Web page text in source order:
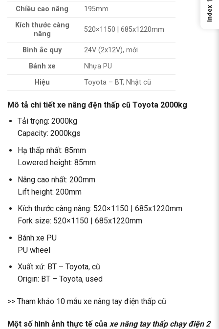
Chiều cao nâng
195mm
Kích thước càng
nâng
520×1150 | 685x1220mm
Bình ắc quy
24V (2x12V), mới
Bánh xe
Nhựa PU
Hiệu
Toyota – BT, Nhật cũ
Mô tả chi tiết xe nâng đện thấp cũ Toyota 2000kg
Tải trọng: 2000kg
Capacity: 2000kgs
Hạ thấp nhất: 85mm
Lowered height: 85mm
Nâng cao nhất: 200mm
Lift height: 200mm
Kích thước càng nâng: 520×1150 | 685x1220mm
Fork size: 520×1150 | 685x1220mm
Bánh xe PU
PU wheel
Xuất xứ: BT – Toyota, cũ
Origin: BT – Toyota, used
>> Tham khảo 10 mẫu xe nâng tay điện thấp cũ
Một số hình ảnh thực tế của xe nâng tay thấp chạy điện 2
Index